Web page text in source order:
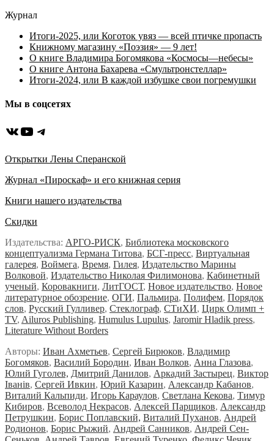
Журнал
Итоги-2025, или Коготок увяз — всей птичке пропасть
Книжному магазину «Поэзия» — 9 лет!
О книге Владимира Богомякова «Космосы—небесы»
О книге Антона Бахарева «Смультронстеллар»
Итоги-2024, или В каждой избушке свои погремушки
Мы в соцсетях
ВКонтакте
YouTube
Telegram
Открытки Лены Сперанской
Журнал «Пироскаф» и его книжная серия
Книги нашего издательства
Скидки
Издательства: АРГО-РИСК, Библиотека московского
концептуализма Германа Титова, БСГ-пресс, Виртуальная
галерея, Воймега, Время, Гилея, Издательство Марины
Волковой, Издательство Николая Филимонова, Кабинетный
ученый, Коровакниги, ЛитГОСТ, Новое издательство, Новое
литературное обозрение, ОГИ, Пальмира, Полифем, Порядок
слов, Русский Гулливер, Стеклограф, СТиХИ, Цирк Олимп +
TV, Ailuros Publishing, Humulus Lupulus, Jaromir Hladik press,
Literature Without Borders
Авторы: Иван Ахметьев, Сергей Бирюков, Владимир
Богомяков, Василий Бородин, Иван Волков, Анна Глазова,
Юлий Гуголев, Дмитрий Данилов, Аркадий Застырец, Виктор
Iванiв, Сергей Ивкин, Юрий Казарин, Александр Кабанов,
Виталий Кальпиди, Игорь Караулов, Светлана Кекова, Тимур
Кибиров, Всеволод Некрасов, Алексей Парщиков, Александр
Петрушкин, Борис Поплавский, Виталий Пуханов, Андрей
Родионов, Борис Рыжий, Андрей Санников, Андрей Сен-